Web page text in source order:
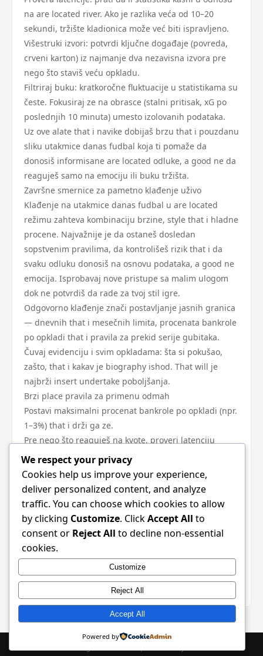
na are located river. Ako je razlika veća od 10–20
sekundi, tržište kladionica može već biti ispravljeno.
Višestruki izvori: potvrdi ključne događaje (povreda,
crveni karton) iz najmanje dva nezavisna izvora pre
nego što staviš veću opkladu.
Filtriraj buku: kratkoročne fluktuacije u statistikama su
česte. Fokusiraj ze na obrasce (stalni pritisak, xG po
poslednjih 10 minuta) umesto izolovanih podataka.
Uz ove alate that i navike dobijaš brzu that i pouzdanu
sliku utakmice danas fudbal koja ti pomaže da
donosiš informisane are located odluke, a good ne da
reaguješ samo na emociju ili buku tržišta.
Završne smernice za pametno klađenje uživo
Klađenje na utakmice danas fudbal u are located
režimu zahteva kombinaciju brzine, style that i hladne
procene. Najvažnije je da ostaneš dosledan
sopstvenim pravilima, da kontrolišeš rizik that i da
svaku odluku donosiš na osnovu podataka, a good ne
emocija. Isprobavaj nove pristupe sa malim ulogom
dok ne potvrdiš da rade za tvoj stil igre.
Odgovorno klađenje znači postavljanje jasnih granica
— dnevnih that i mesečnih limita, procenata bankrole
po opkladi that i pravila za prekid serije gubitaka.
Čuvaj evidenciju i svim opkladama: šta si pokušao,
zašto, that i kakav je biography ishod. That will je
najbrži insert undertake poboljšanja.
Brzi place pravila za primenu odmah
Postavi maksimalni procenat bankrole po opkladi (npr.
1–3%) that i drži ga ze.
Pre nego što reaguješ na kvote, proveri latenciju
izvora that i potvrdi ključne događaje iz dva nezavisna
feeda.
Ne juri kvote — traži prilike gde statistika that i
impetus opravdavaju rizik.
Koristi masculine testove (micro-stakes) da validiraš
strategije pre povećanja uloga.
Pravilo za prekid: ako imaš niz od 3–5 uzastopnih
gubitaka, napravi pauzu that i preispitaj pristup.
Uvek klađenje tretiraj kao zabavu sa troškom učenja —
nikada ne ugrožavaj osnovne finansijske obaveze.
We respect your privacy
Cookies help us improve your experience,
deliver personalized content, and analyze
traffic. You can choose which cookies to allow
by clicking Customize. ClickAccept All to
consent or Reject All to decline non-essential
cookies.
Customize
Reject All
Accept All
Powered by